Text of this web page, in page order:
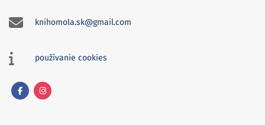
knihomola.sk@gmail.com
používanie cookies